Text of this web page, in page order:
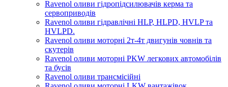
Ravenol оливи гідропідсилювачів керма та
сервоприводів
Ravenol оливи гідравлічні HLP, HLPD, HVLP та
HVLPD.
Ravenol оливи моторні 2т-4т двигунів човнів та
скутерів
Ravenol оливи моторні PKW легкових автомобілів
та бусів
Ravenol оливи трансмісійні